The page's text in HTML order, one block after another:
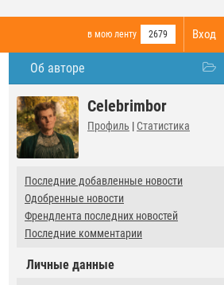
Вход
в мою ленту 2679
Об авторе
Celebrimbor
Профиль | Статистика
Последние добавленные новости
Одобренные новости
Френдлента последних новостей
Последние комментарии
Личные данные